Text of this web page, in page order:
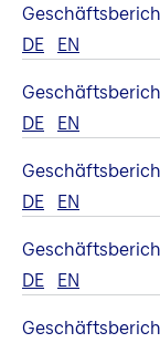
DE EN
DE EN
DE EN
DE EN